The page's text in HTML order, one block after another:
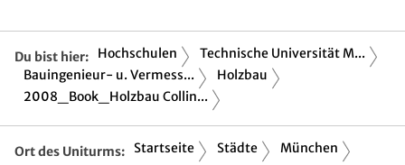
Du bist hier: Hochschulen
Technische Universität M...
Bauingenieur- u. Vermess...
Holzbau
2008_Book_Holzbau Collin...
Ort des Uniturms: Startseite Städte München